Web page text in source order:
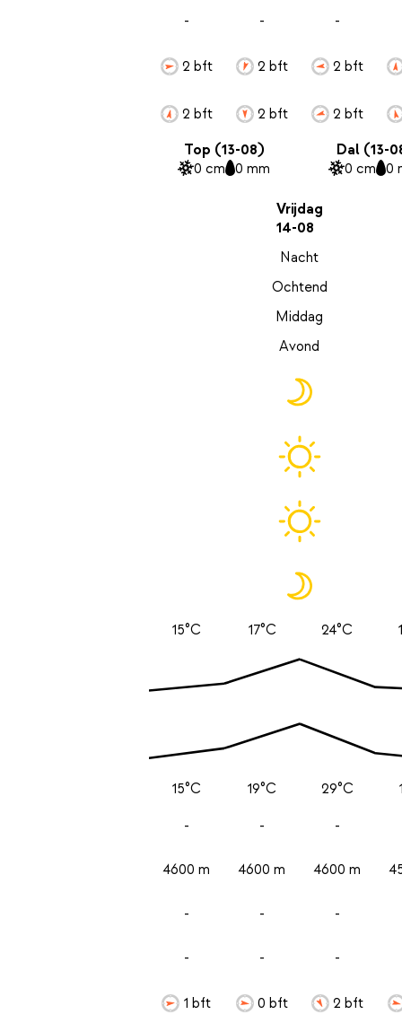
-
2 bft
2 bft
-
2 bft
2 bft
-
2 bft
2 bft
Top (13-08)
0 cm 0 mm
Dal (13-
0 cm 0
Vrijdag
14-08
Nacht
Ochtend
Middag
Avond
15°C
15°C
-
4600 m
-
-
1 bft
17°C
19°C
-
4600 m
-
-
0 bft
24°C
29°C
-
4600 m
-
-
2 bft